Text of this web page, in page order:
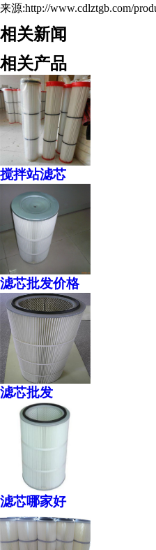
来源:http://www.cdlztgb.com/
相关新闻
相关产品
搅拌站滤芯
滤芯批发价格
滤芯批发
滤芯哪家好